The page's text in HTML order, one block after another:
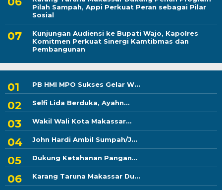
Pilah Sampah, Appi Perkuat Peran sebagai Pilar
Sosial
Kunjungan Audiensi ke Bupati Wajo, Kapolres
Komitmen Perkuat Sinergi Kamtibmas dan
Pembangunan
PB HMI MPO Sukses Gelar W...
Selfi Lida Berduka, Ayahn...
Wakil Wali Kota Makassar...
John Hardi Ambil Sumpah/J...
Dukung Ketahanan Pangan...
Karang Taruna Makassar Du...